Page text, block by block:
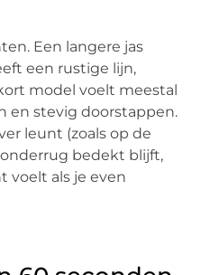
Een langere jas
een rustige lijn,
model voelt meestal
en stevig doorstappen.
leunt (zoals op de
bedekt blijft,
voelt als je even